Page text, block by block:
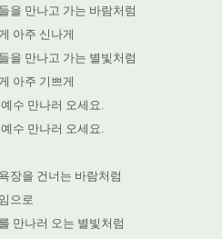
을 만나고 가는 바람처럼
아주 신나게
을 만나고 가는 별빛처럼
아주 기쁘게
수 만나러 오세요.
수 만나러 오세요.
장을 건너는 바람처럼
으로
만나러 오는 별빛처럼